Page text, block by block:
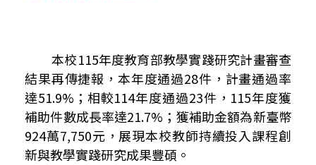
本校115年度教育部教學實踐研究計畫審查
結果再傳捷報，本年度通過28件，計畫通過率
達51.9% ；相較114年度通過23件， 115年度獲
補助件數成長率達21.7% ；獲補助金額為新臺幣
924萬7,750元，展現本校教師持續投入課程創
新與教學實踐研究成果豐碩。